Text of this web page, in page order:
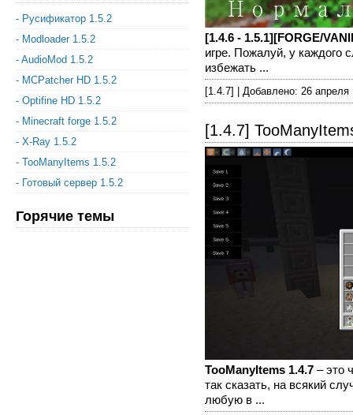
- Русификатор 1.5.2
- Modloader 1.5.2
- AudioMod 1.5.2
- MCPatcher HD 1.5.2
- Optifine HD 1.5.2
- Minecraft forge 1.5.2
- X-Ray 1.5.2
- TooManyItems 1.5.2
- Готовый сервер 1.5.2
Горячие темы
[1.4.6 - 1.5.1][FORGE/
игре. Пожалуй, у каждого
избежать ...
[1.4.7] | Добавлено: 26 апреля
[1.4.7]
TooManyItems 1.4.7 – это
так сказать, на всякий
любую в ...